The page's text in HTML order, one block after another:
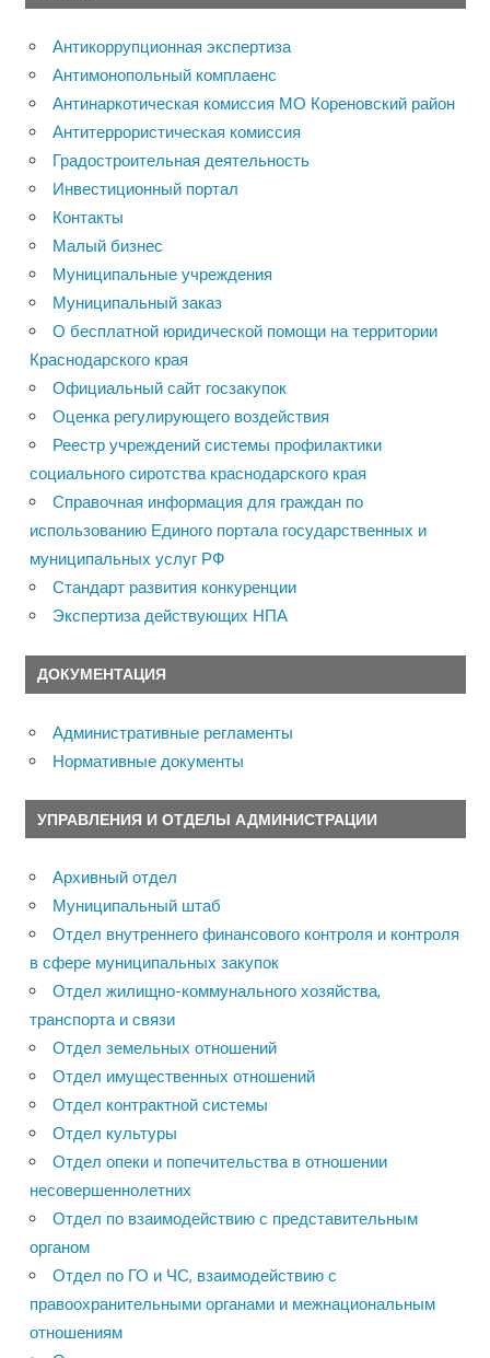
Антикоррупционная экспертиза
Антимонопольный комплаенс
Антинаркотическая комиссия МО Кореновский район
Антитеррористическая комиссия
Градостроительная деятельность
Инвестиционный портал
Контакты
Малый бизнес
Муниципальные учреждения
Муниципальный заказ
О бесплатной юридической помощи на территории
Краснодарского края
Официальный сайт госзакупок
Оценка регулирующего воздействия
Реестр учреждений системы профилактики
социального сиротства краснодарского края
Справочная информация для граждан по
использованию Единого портала государственных и
муниципальных услуг РФ
Стандарт развития конкуренции
Экспертиза действующих НПА
ДОКУМЕНТАЦИЯ
Административные регламенты
Нормативные документы
УПРАВЛЕНИЯ И ОТДЕЛЫ АДМИНИСТРАЦИИ
Архивный отдел
Муниципальный штаб
Отдел внутреннего финансового контроля и контроля
в сфере муниципальных закупок
Отдел жилищно-коммунального хозяйства,
транспорта и связи
Отдел земельных отношений
Отдел имущественных отношений
Отдел контрактной системы
Отдел культуры
Отдел опеки и попечительства в отношении
несовершеннолетних
Отдел по взаимодействию с представительным
органом
Отдел по ГО и ЧС, взаимодействию с
правоохранительными органами и межнациональным
отношениям